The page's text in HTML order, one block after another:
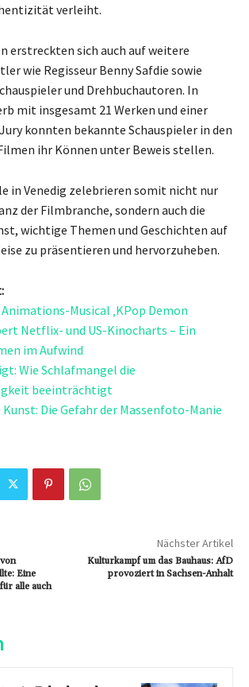
verleiht.
erstreckten sich auch auf weitere
wie Regisseur Benny Safdie sowie
und Drehbuchautoren. In
mit insgesamt 21 Werken und einer
konnten bekannte Schauspieler in den
ihr Können unter Beweis stellen.
in Venedig zelebrieren somit nicht nur
der Filmbranche, sondern auch die
wichtige Themen und Geschichten auf
zu präsentieren und hervorzuheben.
Musical ‚KPop Demon
Netflix- und US-Kinocharts – Ein
im Aufwind
Wie Schlafmangel die
beeinträchtigt
Die Gefahr der Massenfoto-Manie
Eine
alle auch
Nächster Artikel
Kulturkampf um das Bauhaus: AfD
provoziert in Sachsen-Anhalt